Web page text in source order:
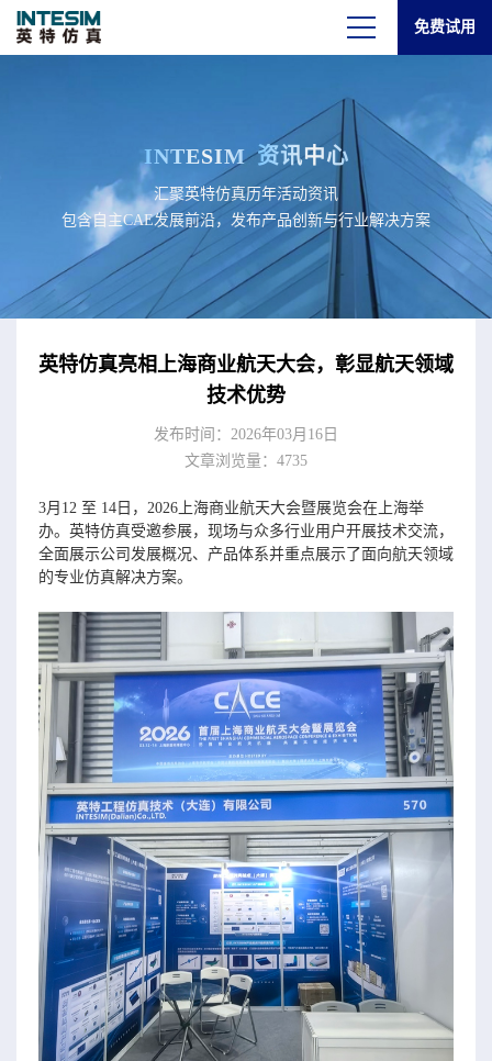
免费试用
INTESIM 资讯中心
汇聚英特仿真历年活动资讯
包含自主CAE发展前沿，发布产品创新与行业解决方案
英特仿真亮相上海商业航天大会，彰显航天领域
技术优势
发布时间：2026年03月16日
文章浏览量：4735
3月12 至 14日，2026上海商业航天大会暨展览会在上海举
办。英特仿真受邀参展，现场与众多行业用户开展技术交流，
全面展示公司发展概况、产品体系并重点展示了面向航天领域
的专业仿真解决方案。